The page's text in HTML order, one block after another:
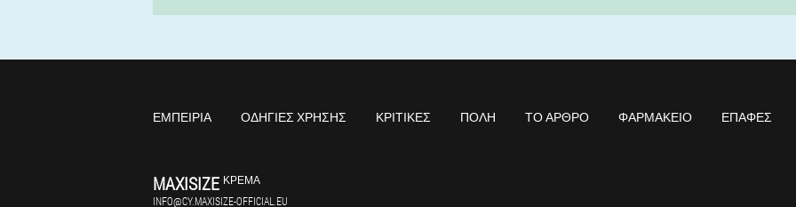
ΕΜΠΕΙΡΊΑ ΟΔΗΓΊΕΣ ΧΡΉΣΗΣ ΚΡΙΤΙΚΈΣ ΠΌΛΗ ΤΟ ΆΡΘΡΟ ΦΑΡΜΑΚΕΊΟ ΕΠΑΦΈΣ
MAXISIZE ΚΡΈΜΑ
INFO@CY.MAXISIZE-OFFICIAL.EU